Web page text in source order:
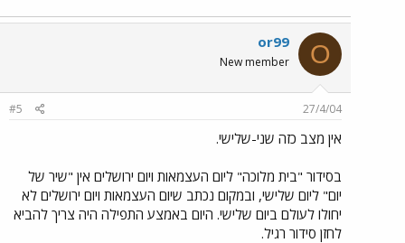
O
or99
New member
27/4/04
#5
אין מצב כזה שני-שלישי.
בסידור "בית מלוכה" ליום העצמאות ויום ירושלים אין "שיר של
יום" ליום שלישי, ובמקום נכתב שיום העצמאות ויום ירושלים לא
יחולו לעולם ביום שלישי. היום באמצע התפילה היה צריך להביא
לחזן סידור רגיל.